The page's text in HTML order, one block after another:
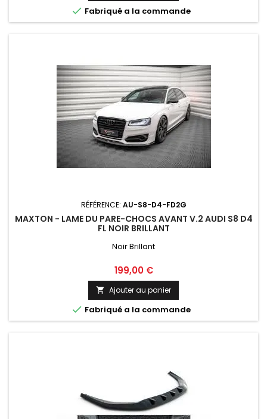
 Fabriqué a la commande
RÉFÉRENCE: AU-S8-D4-FD2G
MAXTON - LAME DU PARE-CHOCS AVANT V.2 AUDI S8 D4
FL NOIR BRILLANT
Noir Brillant
Prix
199,00 €
 Ajouter au panier
 Fabriqué a la commande